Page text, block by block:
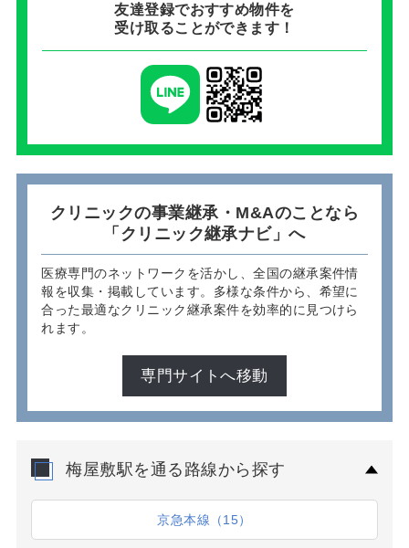
友達登録でおすすめ物件を
受け取ることができます！
クリニックの事業継承・M&Aのことなら
「クリニック継承ナビ」へ
医療専門のネットワークを活かし、全国の継承案件情
報を収集・掲載しています。多様な条件から、希望に
合った最適なクリニック継承案件を効率的に見つけら
れます。
専門サイトへ移動
梅屋敷駅を通る路線から探す
京急本線（15）